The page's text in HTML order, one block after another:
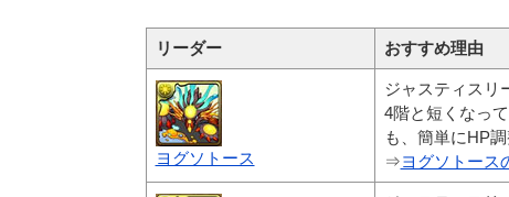
リーダー おすすめ理由
ヨグソトース
ジャスティスリ
4階と短くなっ
も、簡単にHP
⇒ヨグソトース